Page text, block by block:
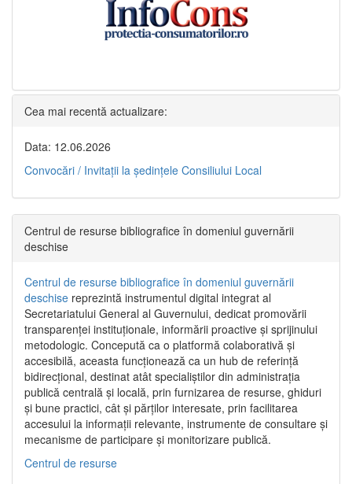
Cea mai recentă actualizare:
Data: 12.06.2026
Convocări / Invitaţii la şedinţele Consiliului Local
Centrul de resurse bibliografice în domeniul guvernării
deschise
Centrul de resurse bibliografice în domeniul guvernării
deschise reprezintă instrumentul digital integrat al
Secretariatului General al Guvernului, dedicat promovării
transparenței instituționale, informării proactive și sprijinului
metodologic. Concepută ca o platformă colaborativă și
accesibilă, aceasta funcționează ca un hub de referință
bidirecțional, destinat atât specialiștilor din administrația
publică centrală și locală, prin furnizarea de resurse, ghiduri
și bune practici, cât și părților interesate, prin facilitarea
accesului la informații relevante, instrumente de consultare și
mecanisme de participare și monitorizare publică.
Centrul de resurse